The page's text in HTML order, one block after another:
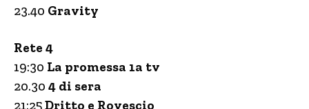
23.40 Gravity
Rete 4
19:30 La promessa 1a tv
20.30 4 di sera
21:25Dritto e Rovescio